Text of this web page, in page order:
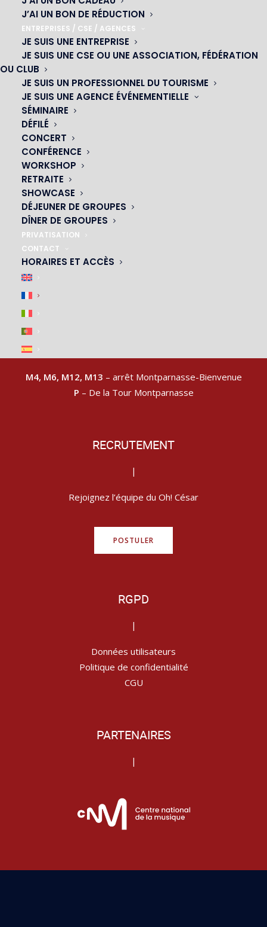
J’AI UN BON DE RÉDUCTION
ENTREPRISES / CSE / AGENCES
JE SUIS UNE ENTREPRISE
JE SUIS UNE CSE OU UNE ASSOCIATION, FÉDÉRATION
OU CLUB
JE SUIS UN PROFESSIONNEL DU TOURISME
JE SUIS UNE AGENCE ÉVÉNEMENTIELLE
SÉMINAIRE
DÉFILÉ
CONCERT
CONFÉRENCE
WORKSHOP
RETRAITE
SHOWCASE
DÉJEUNER DE GROUPES
DÎNER DE GROUPES
PRIVATISATION
CONTACT
HORAIRES ET ACCÈS
OH! CÉSAR
|
23 avenue du Maine 75015 PARIS
M4, M6, M12, M13 – arrêt Montparnasse-Bienvenue
P – De la Tour Montparnasse
RECRUTEMENT
|
Rejoignez l’équipe du Oh! César
POSTULER
RGPD
|
Données utilisateurs
Politique de confidentialité
CGU
PARTENAIRES
|